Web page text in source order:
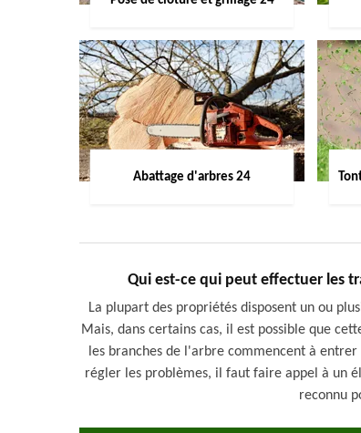
Abattage d'arbres 24
Qui est-ce qui peut effectuer les
La plupart des propriétés disposent un ou
Mais, dans certains cas, il est possible que
les branches de l'arbre commencent à
régler les problèmes, il faut faire appel à un
reconnu